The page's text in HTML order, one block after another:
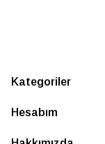
Kategoriler
Hesabım